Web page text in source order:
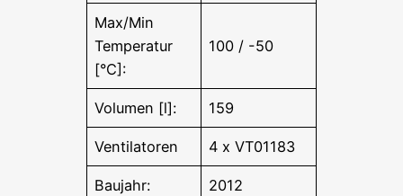
Max/Min
Temperatur
[°C]:
100 / -50
Volumen [l]: 159
Ventilatoren 4 x VT01183
Baujahr: 2012